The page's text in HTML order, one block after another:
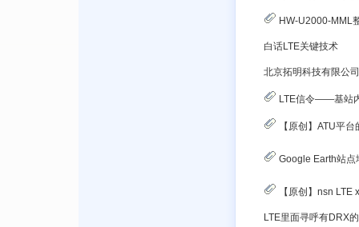
HW-U2000-MML
白话LTE关键技术
LTE信令——基站内，
【原创】ATU平
Google Earth站点地图
【原创】nsn LTE